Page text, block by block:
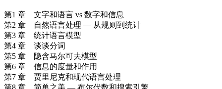
第1 章 文字和语言 vs 数字和信息
第2 章 自然语言处理 — 从规则到统计
第3 章 统计语言模型
第4 章 谈谈分词
第5 章 隐含马尔可夫模型
第6 章 信息的度量和作用
第7 章 贾里尼克和现代语言处理
第8 章 简单之美 — 布尔代数和搜索引擎